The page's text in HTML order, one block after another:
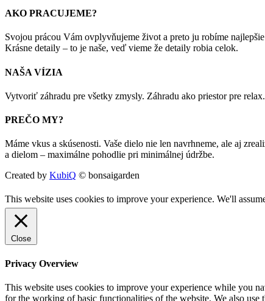
AKO PRACUJEME?
Svojou prácou Vám ovplyvňujeme život a preto ju robíme
Krásne detaily – to je naše, veď vieme že detaily robia celok.
NAŠA VÍZIA
Vytvoriť záhradu pre všetky zmysly. Záhradu ako priestor pre
PREČO MY?
Máme vkus a skúsenosti. Vaše dielo nie len navrhneme, ale aj
a dielom – maximálne pohodlie pri minimálnej údržbe.
Created by KubiQ © bonsaigarden
This website uses cookies to improve your experience. We'll
Close
Privacy Overview
This website uses cookies to improve your experience while you
for the working of basic functionalities of the website. We also